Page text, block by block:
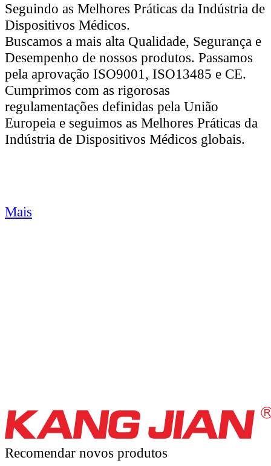
Seguindo as Melhores Práticas da Indústria de
Dispositivos Médicos.
Buscamos a mais alta Qualidade, Segurança e
Desempenho de nossos produtos. Passamos
pela aprovação ISO9001, ISO13485 e CE.
Cumprimos com as rigorosas
regulamentações definidas pela União
Europeia e seguimos as Melhores Práticas da
Indústria de Dispositivos Médicos globais.
Mais
Recomendar novos produtos